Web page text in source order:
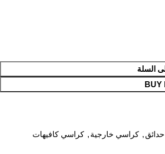
السلة
BUY
, كراسي خارجية , كراسي كافيهات